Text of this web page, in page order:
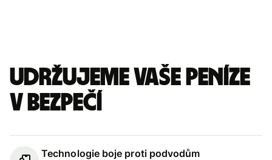
Udržujeme vaše peníze
v bezpečí
Technologie boje proti podvodům